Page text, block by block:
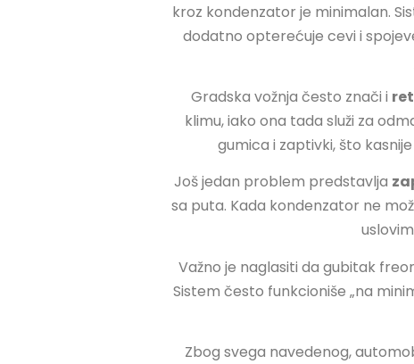
kroz kondenzator je minimalan.
dodatno opterećuje cevi i
Gradska vožnja često znači i
klimu, iako ona tada služi za
gumica i zaptivki, što
Još jedan problem predstavlja
sa puta. Kada kondenzator ne
Važno je naglasiti da gubitak
Sistem često funkcioniše „na
Zbog svega navedenog,